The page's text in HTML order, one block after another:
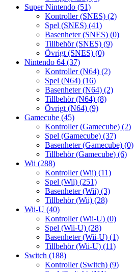
Super Nintendo (51)
Kontroller (SNES) (2)
Spel (SNES) (41)
Basenheter (SNES) (0)
Tillbehör (SNES) (9)
Övrigt (SNES) (0)
Nintendo 64 (37)
Kontroller (N64) (2)
Spel (N64) (16)
Basenheter (N64) (2)
Tillbehör (N64) (8)
Övrigt (N64) (9)
Gamecube (45)
Kontroller (Gamecube) (2)
Spel (Gamecube) (37)
Basenheter (Gamecube) (0)
Tillbehör (Gamecube) (6)
Wii (288)
Kontroller (Wii) (11)
Spel (Wii) (251)
Basenheter (Wii) (3)
Tillbehör (Wii) (28)
Wii-U (40)
Kontroller (Wii-U) (0)
Spel (Wii-U) (28)
Basenheter (Wii-U) (1)
Tillbehör (Wii-U) (11)
Switch (188)
Kontroller (Switch) (9)